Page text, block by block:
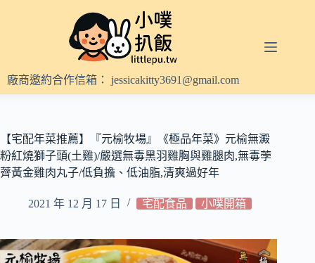
內
容
廠商邀約合作信箱： jessicakitty3691@gmail.com
【宅配年菜推薦】『元榆牧場』《極品年菜》元榆無澱
粉紅燒獅子頭(土雞)/嚴選無毒黑羽雞胸與雞腿肉,無毒荸
薺黃金雞肉丸子/低負擔、低油脂,清爽過好年
2021 年 12 月 17 日 宅配食品 小噗開箱